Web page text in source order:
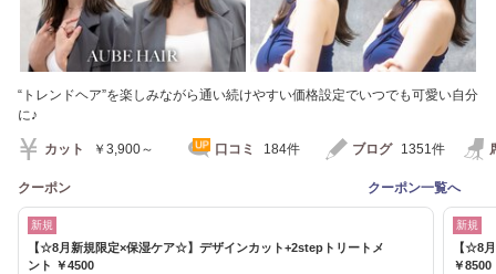
“トレンドヘア”を楽しみながら通い続けやすい価格設定でいつでも可愛い自分
に♪
カット ￥3,900～ 口コミ 184件 ブログ 1351件
クーポン クーポン一覧へ
新規
【☆8月新規限定×保湿ケア☆】デザインカット+2stepトリートメ
ント ￥4500
新規
【☆8
￥8500